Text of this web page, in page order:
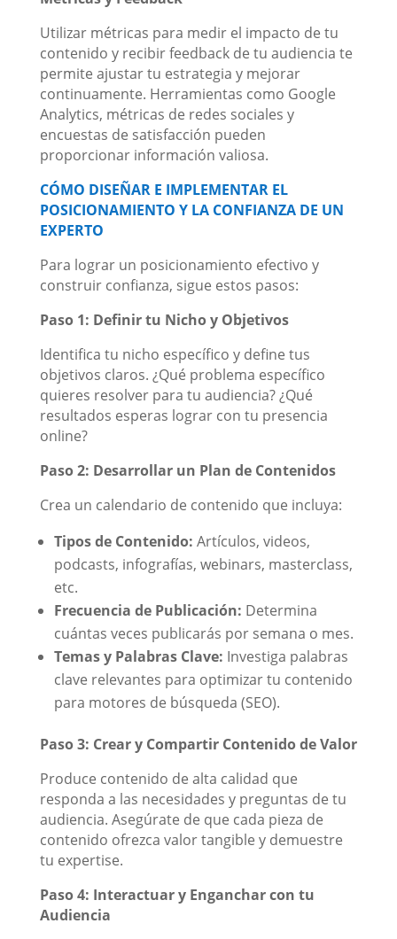
Utilizar métricas para medir el impacto de tu
contenido y recibir feedback de tu audiencia te
permite ajustar tu estrategia y mejorar
continuamente. Herramientas como Google
Analytics, métricas de redes sociales y
encuestas de satisfacción pueden
proporcionar información valiosa.
CÓMO DISEÑAR E IMPLEMENTAR EL
POSICIONAMIENTO Y LA CONFIANZA DE UN
EXPERTO
Para lograr un posicionamiento efectivo y
construir confianza, sigue estos pasos:
Paso 1: Definir tu Nicho y Objetivos
Identifica tu nicho específico y define tus
objetivos claros. ¿Qué problema específico
quieres resolver para tu audiencia? ¿Qué
resultados esperas lograr con tu presencia
online?
Paso 2: Desarrollar un Plan de Contenidos
Crea un calendario de contenido que incluya:
Tipos de Contenido: Artículos, videos,
podcasts, infografías, webinars, masterclass,
etc.
Frecuencia de Publicación: Determina
cuántas veces publicarás por semana o mes.
Temas y Palabras Clave: Investiga palabras
clave relevantes para optimizar tu contenido
para motores de búsqueda (SEO).
Paso 3: Crear y Compartir Contenido de Valor
Produce contenido de alta calidad que
responda a las necesidades y preguntas de tu
audiencia. Asegúrate de que cada pieza de
contenido ofrezca valor tangible y demuestre
tu expertise.
Paso 4: Interactuar y Enganchar con tu
Audiencia